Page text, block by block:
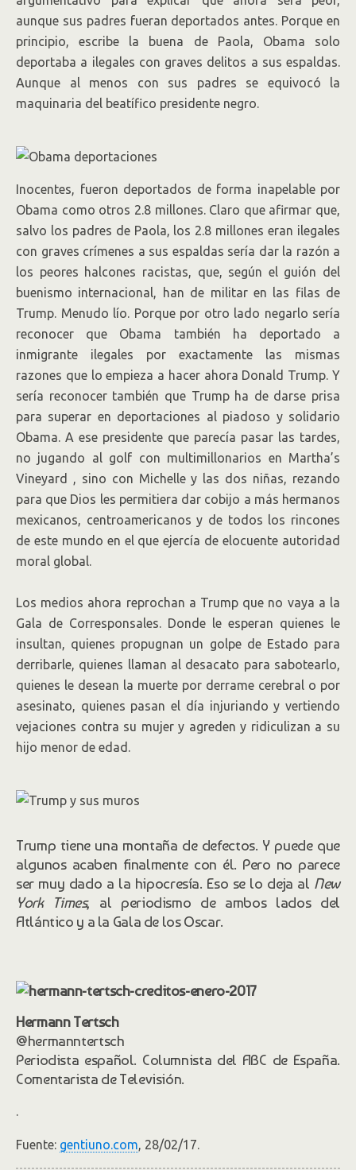
aunque sus padres fueran deportados antes. Porque en
principio, escribe la buena de Paola, Obama solo
deportaba a ilegales con graves delitos a sus espaldas.
Aunque al menos con sus padres se equivocó la
maquinaria del beatífico presidente negro.
Inocentes, fueron deportados de forma inapelable por
Obama como otros 2.8 millones. Claro que afirmar que,
salvo los padres de Paola, los 2.8 millones eran ilegales
con graves crímenes a sus espaldas sería dar la razón a
los peores halcones racistas, que, según el guión del
buenismo internacional, han de militar en las filas de
Trump. Menudo lío. Porque por otro lado negarlo sería
reconocer que Obama también ha deportado a
inmigrante ilegales por exactamente las mismas
razones que lo empieza a hacer ahora Donald Trump. Y
sería reconocer también que Trump ha de darse prisa
para superar en deportaciones al piadoso y solidario
Obama. A ese presidente que parecía pasar las tardes,
no jugando al golf con multimillonarios en Martha’s
Vineyard , sino con Michelle y las dos niñas, rezando
para que Dios les permitiera dar cobijo a más hermanos
mexicanos, centroamericanos y de todos los rincones
de este mundo en el que ejercía de elocuente autoridad
moral global.
Los medios ahora reprochan a Trump que no vaya a la
Gala de Corresponsales. Donde le esperan quienes le
insultan, quienes propugnan un golpe de Estado para
derribarle, quienes llaman al desacato para sabotearlo,
quienes le desean la muerte por derrame cerebral o por
asesinato, quienes pasan el día injuriando y vertiendo
vejaciones contra su mujer y agreden y ridiculizan a su
hijo menor de edad.
Trump tiene una montaña de defectos. Y puede que
algunos acaben finalmente con él. Pero no parece
ser muy dado a la hipocresía. Eso se lo deja al New
York Times, al periodismo de ambos lados del
Atlántico y a la Gala de los Oscar.
Hermann Tertsch
@hermanntertsch
Periodista español. Columnista del ABC de España.
Comentarista de Televisión.
.
Fuente: gentiuno.com, 28/02/17.